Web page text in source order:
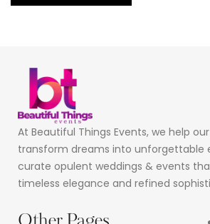
At Beautiful Things Events, we help
transform dreams into unforgettable
curate opulent weddings & events
timeless elegance and refined